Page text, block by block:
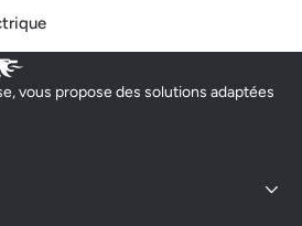
vous propose des solutions adaptées